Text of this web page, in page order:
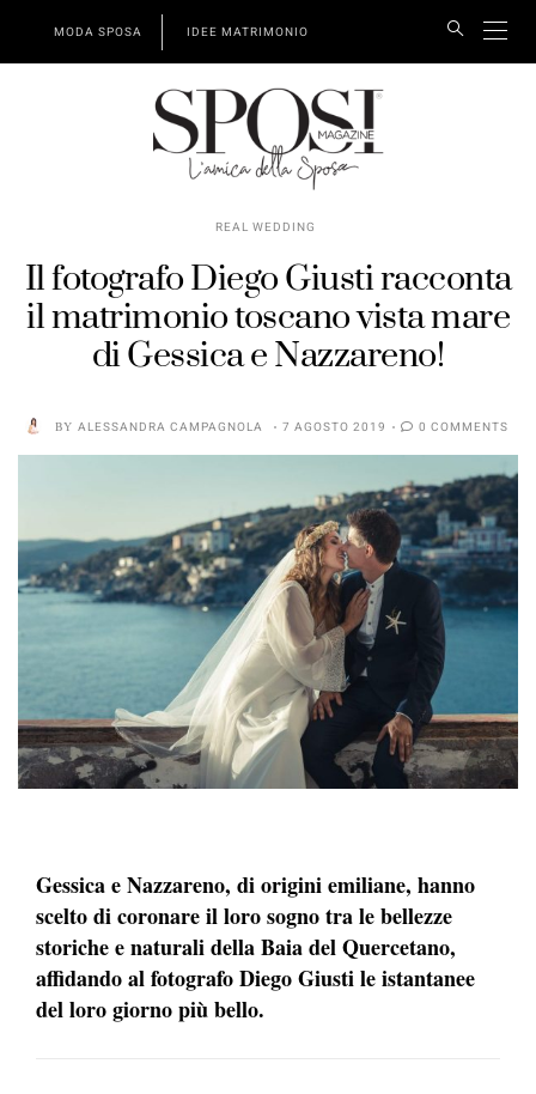
MODA SPOSA IDEE MATRIMONIO
REAL WEDDING
Il fotografo Diego Giusti racconta
il matrimonio toscano vista mare
di Gessica e Nazzareno!
BY ALESSANDRA CAMPAGNOLA 7 AGOSTO 2019 0 COMMENTS
Gessica e Nazzareno, di origini emiliane, hanno
scelto di coronare il loro sogno tra le bellezze
storiche e naturali della Baia del Quercetano,
affidando alfotografo Diego Giusti le istantanee
del loro giorno più bello.